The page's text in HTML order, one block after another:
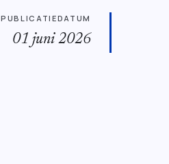
PUBLICATIEDATUM
01 juni 2026